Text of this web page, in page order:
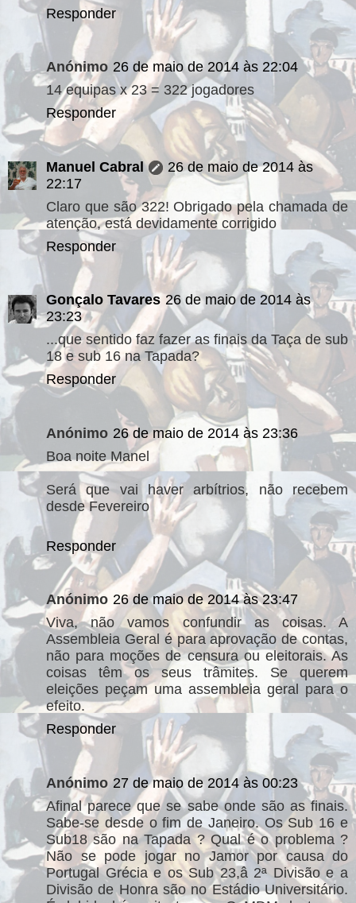
Responder
Anónimo 26 de maio de 2014 às 22:04
14 equipas x 23 = 322 jogadores
Responder
Manuel Cabral
26 de maio de 2014 às
22:17
Claro que são 322! Obrigado pela chamada de
atenção, está devidamente corrigido
Responder
Gonçalo Tavares 26 de maio de 2014 às
23:23
...que sentido faz fazer as finais da Taça de sub
18 e sub 16 na Tapada?
Responder
Anónimo 26 de maio de 2014 às 23:36
Boa noite Manel
Será que vai haver arbítrios, não recebem
desde Fevereiro
Responder
Anónimo 26 de maio de 2014 às 23:47
Viva, não vamos confundir as coisas. A
Assembleia Geral é para aprovação de contas,
não para moções de censura ou eleitorais. As
coisas têm os seus trâmites. Se querem
eleições peçam uma assembleia geral para o
efeito.
Responder
Anónimo 27 de maio de 2014 às 00:23
Afinal parece que se sabe onde são as finais.
Sabe-se desde o fim de Janeiro. Os Sub 16 e
Sub18 são na Tapada ? Qual é o problema ?
Não se pode jogar no Jamor por causa do
Portugal Grécia e os Sub 23,â 2ª Divisão e a
Divisão de Honra são no Estádio Universitário.